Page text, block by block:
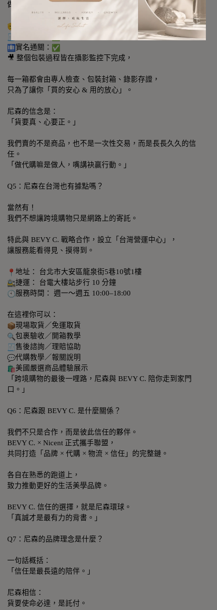
做到真正無法投機的平行輸入，一條龍服務
實名通關：
🎥 整個包裝過程皆在攝影監控下完成，
每一箱都會由專人檢查、包裝封箱、錄影存證，
只為了讓你「買的安心 & 用的放心」。
尼森的信念是：
「貨要真、心要正。」
我們賣的不是商品，也不是一次性交易，而是長長久久的信
任。
「做代購嘛是做人，嘴講袂贏行動。」
Q5：尼森在台灣也有據點嗎？
當然有！
我們不想讓跨境購物只是網路上的寄託。
特此與 BEVY C. 戰略合作，設立「台灣營運中心」，
讓服務能看得見、摸得到。
地址： 台北市大安區龍泉街5巷10號1樓
捷運： 台電大樓站步行 10 分鐘
服務時間： 週一～週五 10:00–18:00
在這裡你可以：
現場取貨／免運取貨
包裹驗收／開箱教學
售後諮詢／理賠協助
代購教學／報關說明
美國嚴選商品體驗展示
「跨境購物的最後一哩路，尼森與 BEVY C. 陪你走到家門
口。」
Q6：尼森跟 BEVY C. 是什麼關係？
我們不只是合作，而是彼此信任的夥伴。
BEVY C. × Nicent 正式攜手聯盟，
共同打造「品牌 × 代購 × 物流 × 信任」的完整鏈。
各自在熟悉的跑道上，
致力推動更好的生活美學品牌。
BEVY C. 信任的選擇，就是尼森環球。
「真誠才是最有力的背書。」
Q7：尼森的品牌理念是什麼？
一句話概括：
「信任是最長遠的陪伴。」
尼森相信：
貨要使命必達，是託付。